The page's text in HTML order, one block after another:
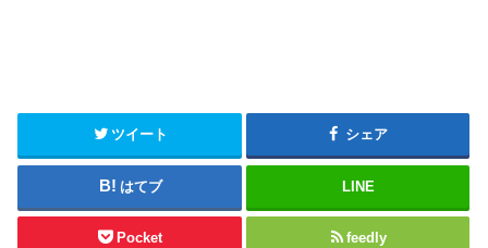
ツイート シェア
はてブ LINE
Pocket feedly